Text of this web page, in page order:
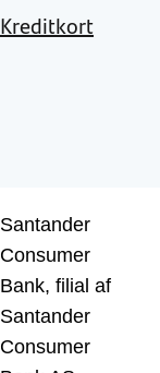
Kreditkort
Santander
Consumer
Bank, filial af
Santander
Consumer